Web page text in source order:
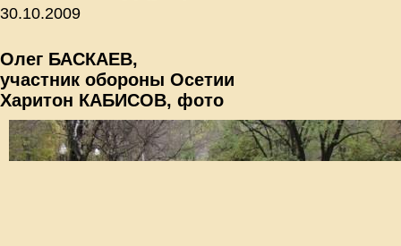
30.10.2009
Олег БАСКАЕВ,
участник обороны Осетии
Харитон КАБИСОВ, фото